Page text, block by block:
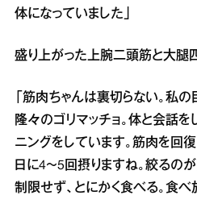
体になっていました」
盛り上がった上腕二頭筋と大腿
「筋肉ちゃんは裏切らない。私
隆々のゴリマッチョ。体と会話を
ニングをしています。筋肉を回
日に4～5回摂りますね。絞るの
制限せず、とにかく食べる。食べ